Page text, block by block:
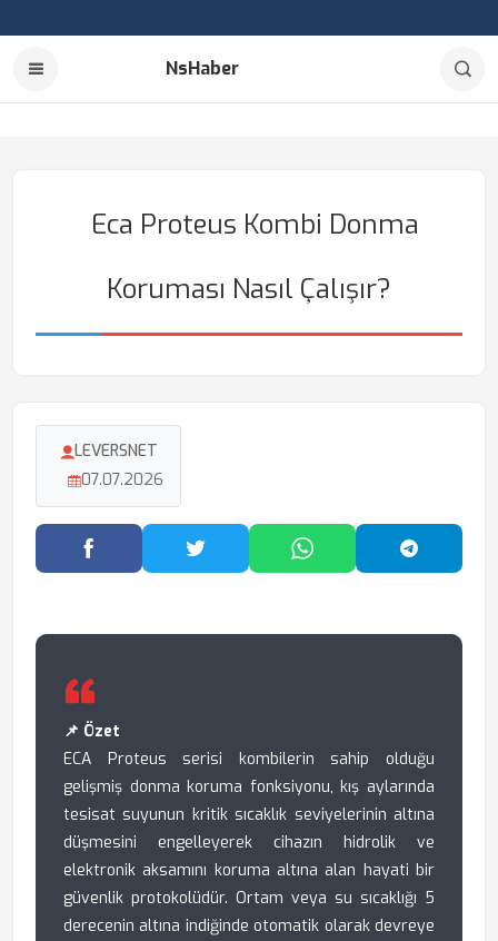
NsHaber
Eca Proteus Kombi Donma
Koruması Nasıl Çalışır?
LEVERSNET
07.07.2026
Facebook'ta PaylaşTwitter'da PaylaşWhatsApp'ta Paylaş
📌 Özet
ECA Proteus serisi kombilerin sahip olduğu
gelişmiş donma koruma fonksiyonu, kış aylarında
tesisat suyunun kritik sıcaklık seviyelerinin altına
düşmesini engelleyerek cihazın hidrolik ve
elektronik aksamını koruma altına alan hayati bir
güvenlik protokolüdür. Ortam veya su sıcaklığı 5
derecenin altına indiğinde otomatik olarak devreye